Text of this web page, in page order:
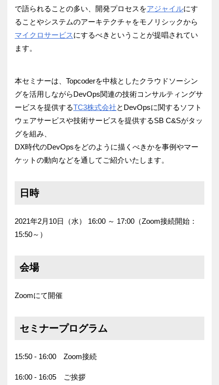
で語られることの多い、 開発プロセスをアジャイルにす
ることやシステムのアーキテクチャ をモノリシックから
マイクロサービスにするべきということが提唱されてい
ます。
本セミナーは、 Topcoderを中核としたクラウドソーシン
グを活用しながらDevOps関連の技術コンサルティングサ
ービスを提供するTC3株式会社とDevOpsに関するソフト
ウェアサービスや技術サービスを提供するSB C&Sがタッ
グを組み、
DX時代のDevOpsをどのように描くべきかを事例やマー
ケッ トの動向などを通してご紹介いたします。
日時
2021年2月10日（水） 16:00 ～ 17:00（Zoom接続開始：
15:50～）
会場
Zoomにて開催
セミナープログラム
15:50 - 16:00 Zoom接続
16:00 - 16:05 ご挨拶